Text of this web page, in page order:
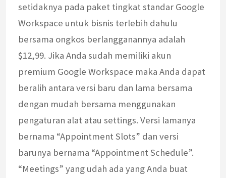
setidaknya pada paket tingkat standar Google
Workspace untuk bisnis terlebih dahulu
bersama ongkos berlangganannya adalah
$12,99. Jika Anda sudah memiliki akun
premium Google Workspace maka Anda dapat
beralih antara versi baru dan lama bersama
dengan mudah bersama menggunakan
pengaturan alat atau settings. Versi lamanya
bernama “Appointment Slots” dan versi
barunya bernama “Appointment Schedule”.
“Meetings” yang udah ada yang Anda buat